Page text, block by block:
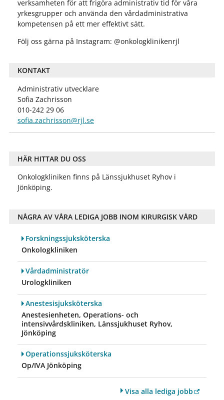
verksamheten för att frigöra administrativ tid för våra
yrkesgrupper och använda den vårdadministrativa
kompetensen på ett mer effektivt sätt.
Följ oss gärna på Instagram: @onkologklinikenrjl
KONTAKT
Administrativ utvecklare
Sofia Zachrisson
010-242 29 06
sofia.zachrisson@rjl.se
HÄR HITTAR DU OSS
Onkologkliniken finns på Länssjukhuset Ryhov i
Jönköping.
NÅGRA AV VÅRA LEDIGA JOBB INOM KIRURGISK VÅRD
Forskningssjuksköterska
Onkologkliniken
Vårdadministratör
Urologkliniken
Anestesisjuksköterska
Anestesienheten, Operations- och
intensivvårdskliniken, Länssjukhuset Ryhov,
Jönköping
Operationssjuksköterska
Op/IVA Jönköping
Visa alla lediga jobb